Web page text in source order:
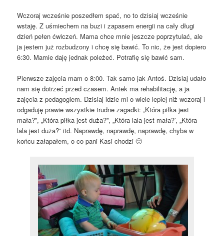
Wczoraj wcześnie poszedłem spać, no to dzisiaj wcześnie
wstaję. Z uśmiechem na buzi i zapasem energii na cały długi
dzień pełen ćwiczeń. Mama chce mnie jeszcze poprzytulać, ale
ja jestem już rozbudzony i chcę się bawić. To nic, że jest dopiero
6:30. Mamie daję jednak poleżeć. Potrafię się bawić sam.
Pierwsze zajęcia mam o 8:00. Tak samo jak Antoś. Dzisiaj udało
nam się dotrzeć przed czasem. Antek ma rehabilitację, a ja
zajęcia z pedagogiem. Dzisiaj idzie mi o wiele lepiej niż wczoraj i
odgaduję prawie wszystkie trudne zagadki: „Która piłka jest
mała?”, „Która piłka jest duża?”, „Która lala jest mała?’, „Która
lala jest duża?” itd. Naprawdę, naprawdę, naprawdę, chyba w
końcu załapałem, o co pani Kasi chodzi 🙂